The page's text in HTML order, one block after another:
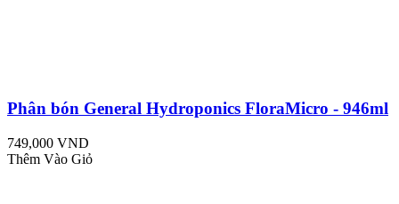
Phân bón General Hydroponics FloraMicro - 946ml
749,000 VND
Thêm Vào Giỏ